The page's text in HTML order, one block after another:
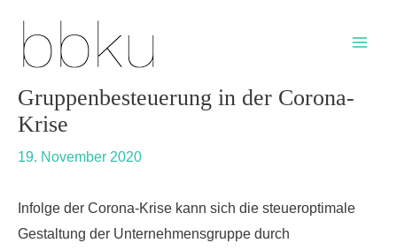
content
Gruppenbesteuerung in der Corona-
Krise
19. November 2020
Infolge der Corona-Krise kann sich die steueroptimale
Gestaltung der Unternehmensgruppe durch
navigation